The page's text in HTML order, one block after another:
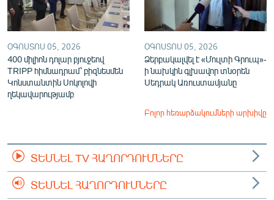
ՕԳՈՍՏՈՍ 05, 2026
400 միլիոն դոլար բյուջեով
TRIPP հիմնադրամ՝ բիզնեսմեն
Կոնստանտին Սոկոլովի
ղեկավարությամբ
ՕԳՈՍՏՈՍ 05, 2026
Ձերբակալվել է «Մուլտի Գրուպ»-
ի նախկին գլխավոր տնօրեն
Սեդրակ Առուստամյանը
Բոլոր հեռարձակումների արխիվը
ՏԵՍՆԵԼ TV ՀԱՂՈՐԴՈՒՄՆԵՐԸ
ՏԵՍՆԵԼ ՀԱՂՈՐԴՈՒՄՆԵՐԸ